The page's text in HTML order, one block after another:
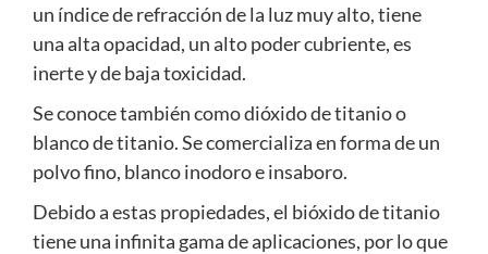
un índice de refracción de la luz muy alto, tiene
una alta opacidad, un alto poder cubriente, es
inerte y de baja toxicidad.
Se conoce también como dióxido de titanio o
blanco de titanio. Se comercializa en forma de un
polvo fino, blanco inodoro e insaboro.
Debido a estas propiedades, el bióxido de titanio
tiene una infinita gama de aplicaciones, por lo que